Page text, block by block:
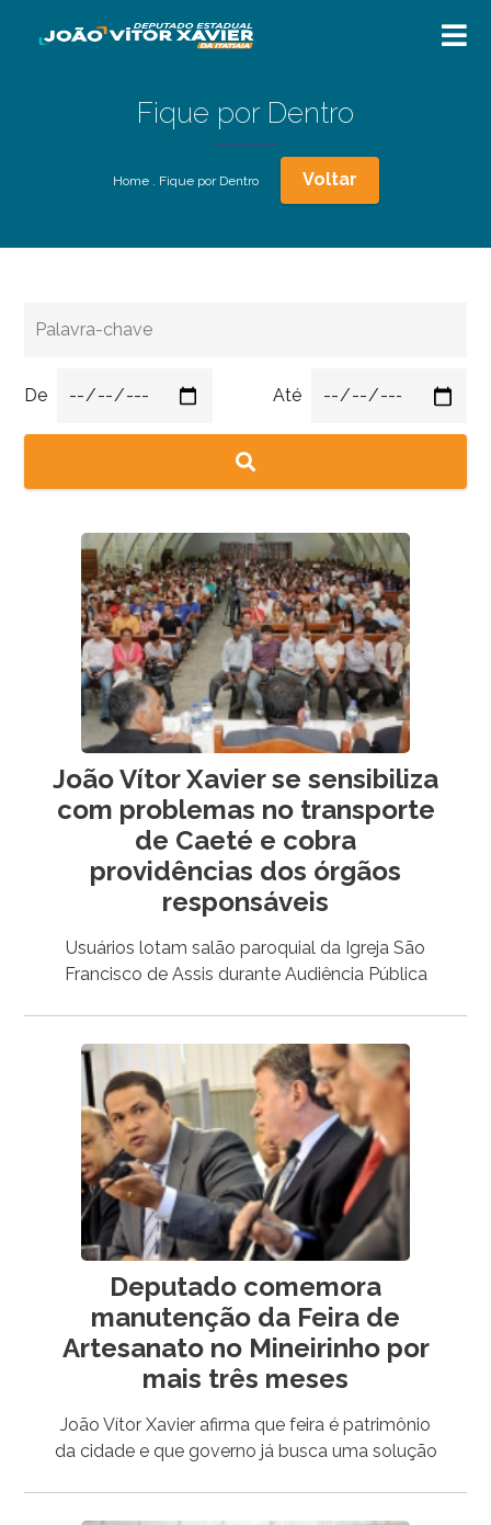
Fique por Dentro
Home. Fique por Dentro Voltar
De Até
João Vítor Xavier se sensibiliza
com problemas no transporte
de Caeté e cobra
providências dos órgãos
responsáveis
Usuários lotam salão paroquial da Igreja São
Francisco de Assis durante Audiência Pública
Deputado comemora
manutenção da Feira de
Artesanato no Mineirinho por
mais três meses
João Vítor Xavier afirma que feira é patrimônio
da cidade e que governo já busca uma solução